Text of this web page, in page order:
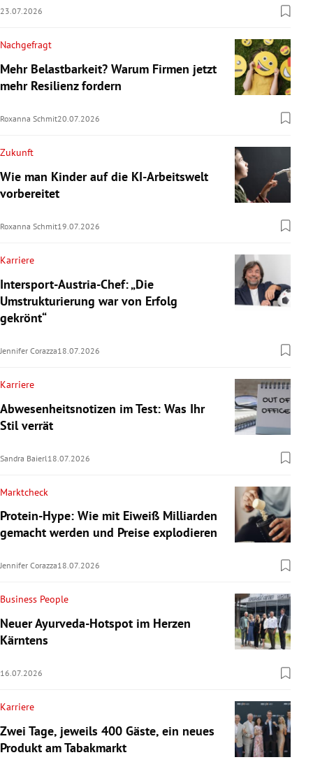
23.07.2026
Nachgefragt
Mehr Belastbarkeit? Warum Firmen jetzt
mehr Resilienz fordern
Roxanna Schmit20.07.2026
Zukunft
Wie man Kinder auf die KI-Arbeitswelt
vorbereitet
Roxanna Schmit19.07.2026
Karriere
Intersport-Austria-Chef: „Die
Umstrukturierung war von Erfolg
gekrönt“
Jennifer Corazza18.07.2026
Karriere
Abwesenheitsnotizen im Test: Was Ihr
Stil verrät
Sandra Baierl 18.07.2026
Marktcheck
Protein-Hype: Wie mit Eiweiß Milliarden
gemacht werden und Preise explodieren
Jennifer Corazza18.07.2026
Business People
Neuer Ayurveda-Hotspot im Herzen
Kärntens
16.07.2026
Karriere
Zwei Tage, jeweils 400 Gäste, ein neues
Produkt am Tabakmarkt